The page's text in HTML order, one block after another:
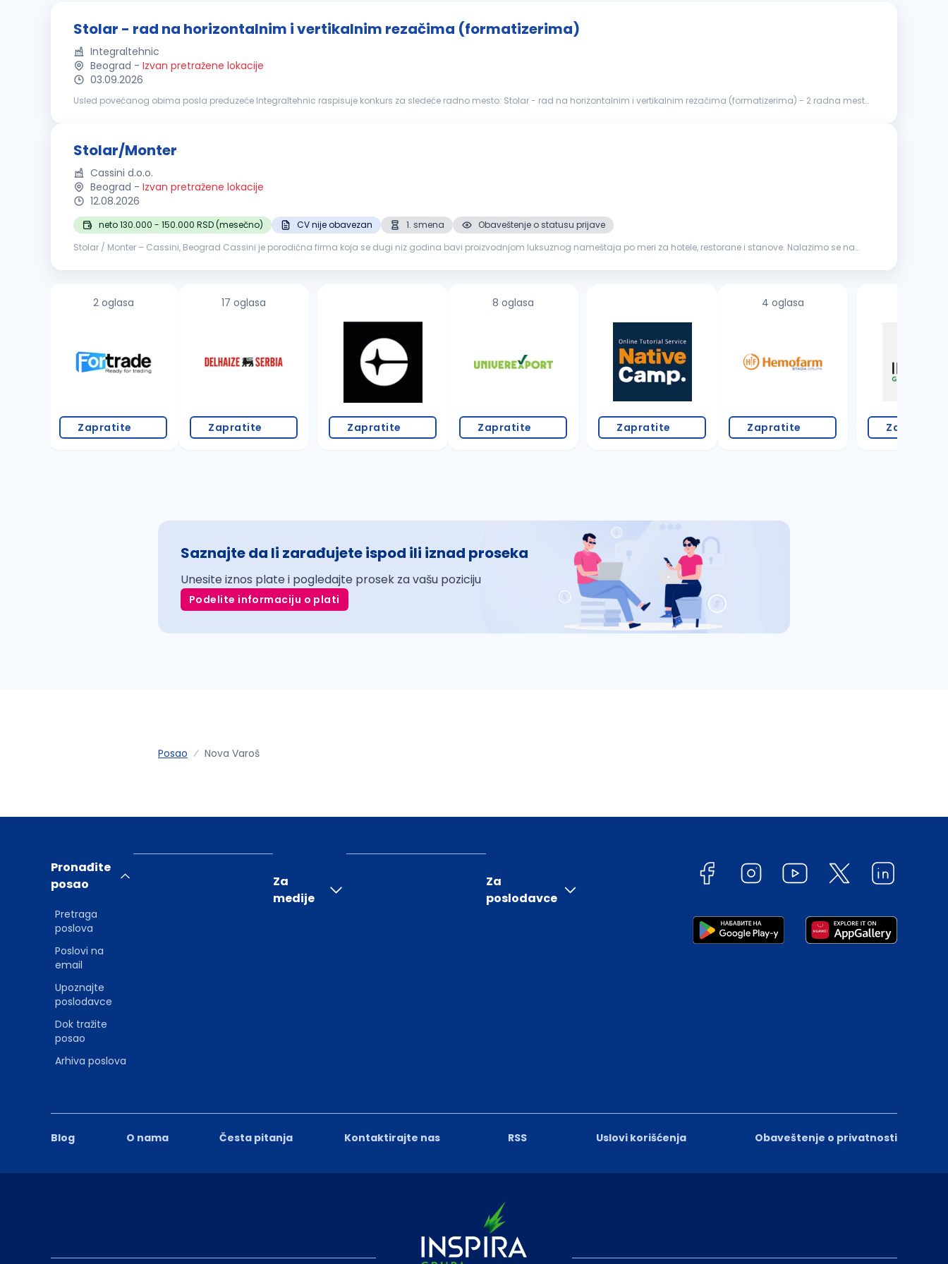
Stolar - rad na horizontalnim i vertikalnim rezačima (formatizerima)
Integraltehnic
Beograd - Izvan pretražene lokacije
03.09.2026
Usled povećanog obima posla preduzeće Integraltehnic raspisuje konkurs za sledeće radno mesto: Stolar - rad na horizontalnim i vertikalnim rezačima (formatizerima) - 2 radna mesta
Stolar/Monter
Cassini d.o.o.
Beograd - Izvan pretražene lokacije
12.08.2026
neto 130.000 - 150.000 RSD (mesečno) CV nije obavezan 1. smena
Obaveštenje o statusu prijave
Stolar / Monter – Cassini, Beograd Cassini je porodična firma koja se dugi niz godina bavi proizvodnjom luksuznog nameštaja po meri za hotele, restorane i stanove. Nalazimo se na
2 oglasa
Zapratite
17 oglasa
Zapratite Zapratite
8 oglasa
Zapratite Zapratite
4 oglasa
Zapratite Zapratite
Saznajte da li zarađujete ispod ili iznad proseka
Unesite iznos plate i pogledajte prosek za vašu poziciju
Podelite informaciju o plati
Posao Nova Varoš
Blog O nama Česta pitanja Kontaktirajte nas RSS Uslovi korišćenja Obaveštenje o privatnosti
Pronađite
posao
Pretraga
poslova
Poslovi na
email
Upoznajte
poslodavce
Dok tražite
posao
Arhiva poslova
Za
medije
Za
poslodavce